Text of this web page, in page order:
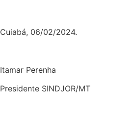
Cuiabá, 06/02/2024.
Itamar Perenha
Presidente SINDJOR/MT